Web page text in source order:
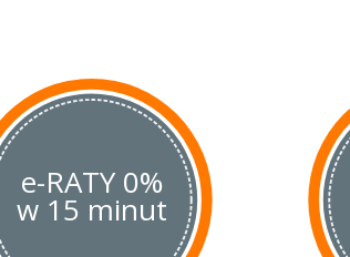
e-RATY 0%
w 15 minut